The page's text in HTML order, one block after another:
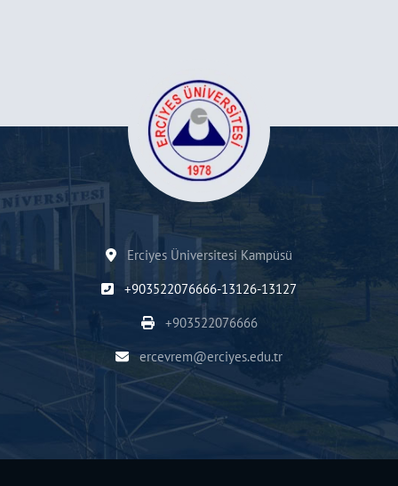
Erciyes Üniversitesi Kampüsü
+903522076666-13126-13127
+903522076666
ercevrem@erciyes.edu.tr